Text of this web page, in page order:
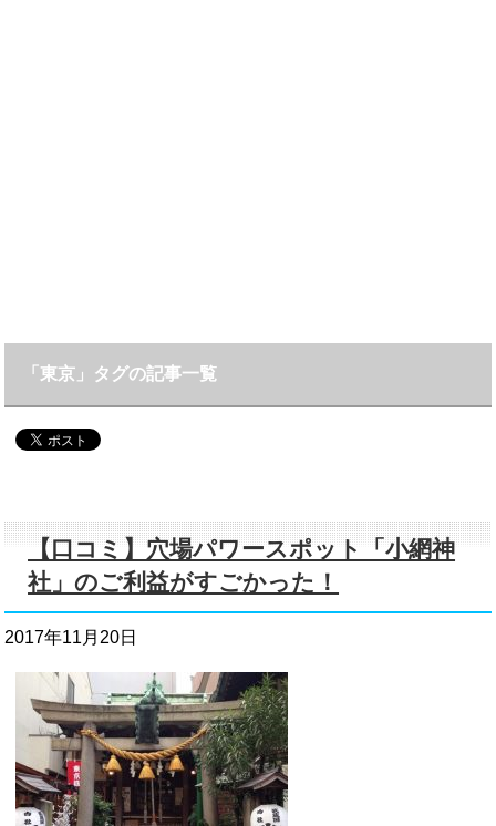
「東京」タグの記事一覧
【口コミ】穴場パワースポット「小網神
社」のご利益がすごかった！
2017年11月20日